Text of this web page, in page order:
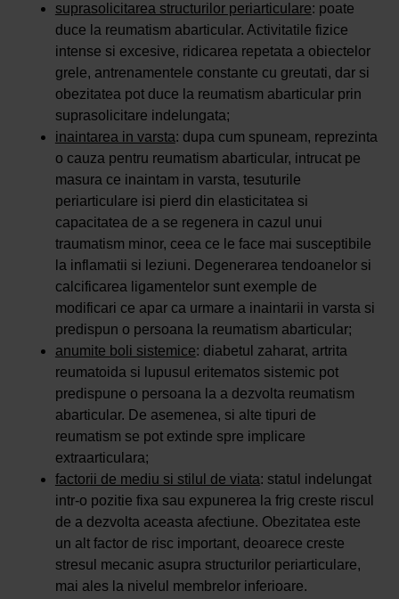
suprasolicitarea structurilor periarticulare: poate
duce la reumatism abarticular. Activitatile fizice
intense si excesive, ridicarea repetata a obiectelor
grele, antrenamentele constante cu greutati, dar si
obezitatea pot duce la reumatism abarticular prin
suprasolicitare indelungata;
inaintarea in varsta: dupa cum spuneam, reprezinta
o cauza pentru reumatism abarticular, intrucat pe
masura ce inaintam in varsta, tesuturile
periarticulare isi pierd din elasticitatea si
capacitatea de a se regenera in cazul unui
traumatism minor, ceea ce le face mai susceptibile
la inflamatii si leziuni. Degenerarea tendoanelor si
calcificarea ligamentelor sunt exemple de
modificari ce apar ca urmare a inaintarii in varsta si
predispun o persoana la reumatism abarticular;
anumite boli sistemice: diabetul zaharat, artrita
reumatoida si lupusul eritematos sistemic pot
predispune o persoana la a dezvolta reumatism
abarticular. De asemenea, si alte tipuri de
reumatism se pot extinde spre implicare
extraarticulara;
factorii de mediu si stilul de viata: statul indelungat
intr-o pozitie fixa sau expunerea la frig creste riscul
de a dezvolta aceasta afectiune. Obezitatea este
un alt factor de risc important, deoarece creste
stresul mecanic asupra structurilor periarticulare,
mai ales la nivelul membrelor inferioare.